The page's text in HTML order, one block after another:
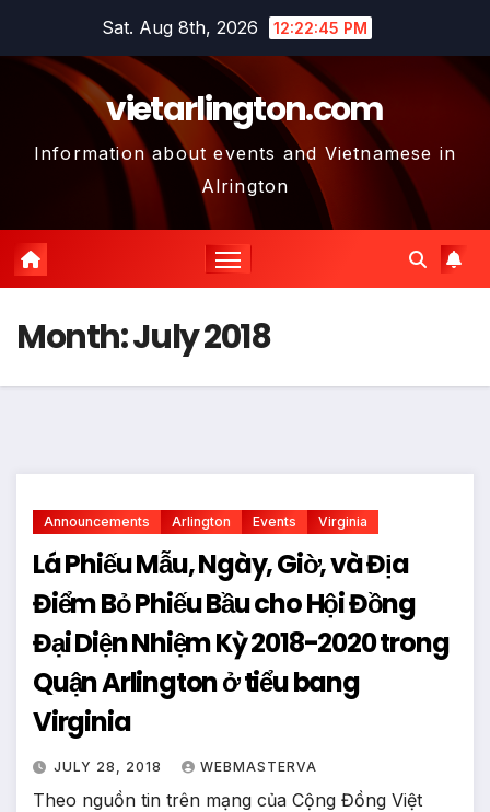
content
Sat. Aug 8th, 2026 12:22:46 PM
vietarlington.com
Information about events and Vietnamese in
Alrington
Month:July 2018
Announcements Arlington Events Virginia
Lá Phiếu Mẫu, Ngày, Giờ, và Địa
Điểm Bỏ Phiếu Bầu cho Hội Đồng
Đại Diện Nhiệm Kỳ 2018-2020 trong
Quận Arlington ở tiểu bang
Virginia
JULY 28, 2018 WEBMASTERVA
Theo nguồn tin trên mạng của Cộng Đồng Việt